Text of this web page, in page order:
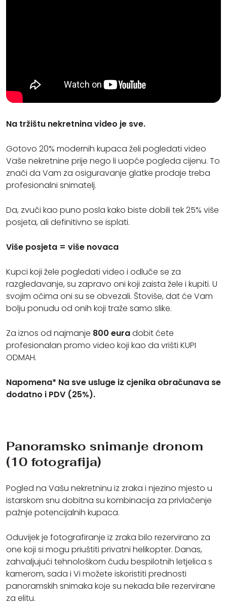
Na tržištu nekretnina video je sve.
Gotovo 20% modernih kupaca želi pogledati video
Vaše nekretnine prije nego li uopće pogleda cijenu. To
znači da Vam za osiguravanje glatke prodaje treba
profesionalni snimatelj.
Da, zvuči kao puno posla kako biste dobili tek 25% više
posjeta, ali definitivno se isplati.
Više posjeta = više novaca
Kupci koji žele pogledati video i odluče se za
razgledavanje, su zapravo oni koji zaista žele i kupiti. U
svojim očima oni su se obvezali. Štoviše, dat će Vam
bolju ponudu od onih koji traže samo slike.
Za iznos od najmanje 800 euradobit ćete
profesionalan promo video koji kao da vrišti KUPI
ODMAH.
Napomena* Na sve usluge iz cjenika obračunava se
dodatno i PDV (25%).
Panoramsko snimanje dronom
(10 fotografija)
Pogled na Vašu nekretninu iz zraka i njezino mjesto u
istarskom snu dobitna su kombinacija za privlačenje
pažnje potencijalnih kupaca.
Oduvijek je fotografiranje iz zraka bilo rezervirano za
one koji si mogu priuštiti privatni helikopter. Danas,
zahvaljujući tehnološkom čudu bespilotnih letjelica s
kamerom, sada i Vi možete iskoristiti prednosti
panoramskih snimaka koje su nekada bile rezervirane
za elitu.